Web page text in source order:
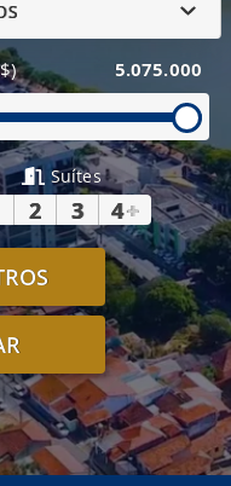
5.075.000
Suítes
2 3 4+